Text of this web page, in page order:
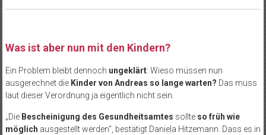
Was ist aber nun mit den Kindern?
Ein Problem bleibt dennoch ungeklärt: Wieso müssen nun
ausgerechnet die Kinder von Andreas so lange warten? Das muss
laut dieser Verordnung ja eigentlich nicht sein.
„Die Bescheinigung des Gesundheitsamtes sollte so früh wie
möglich ausgestellt werden“, bestätigt Daniela Hitzemann. Dass es in